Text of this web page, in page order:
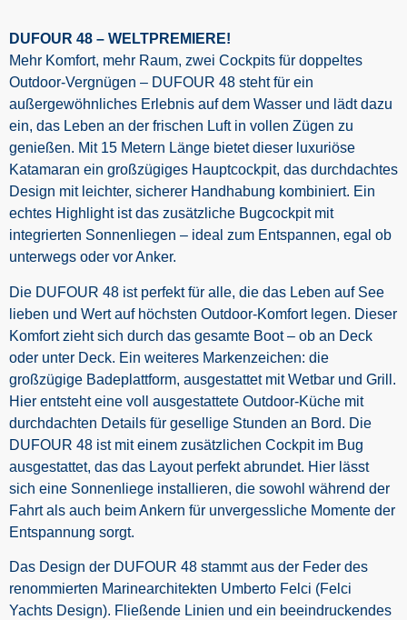
DUFOUR 48 – WELTPREMIERE!
Mehr Komfort, mehr Raum, zwei Cockpits für doppeltes
Outdoor-Vergnügen – DUFOUR 48 steht für ein
außergewöhnliches Erlebnis auf dem Wasser und lädt dazu
ein, das Leben an der frischen Luft in vollen Zügen zu
genießen. Mit 15 Metern Länge bietet dieser luxuriöse
Katamaran ein großzügiges Hauptcockpit, das durchdachtes
Design mit leichter, sicherer Handhabung kombiniert. Ein
echtes Highlight ist das zusätzliche Bugcockpit mit
integrierten Sonnenliegen – ideal zum Entspannen, egal ob
unterwegs oder vor Anker.
Die DUFOUR 48 ist perfekt für alle, die das Leben auf See
lieben und Wert auf höchsten Outdoor-Komfort legen. Dieser
Komfort zieht sich durch das gesamte Boot – ob an Deck
oder unter Deck. Ein weiteres Markenzeichen: die
großzügige Badeplattform, ausgestattet mit Wetbar und Grill.
Hier entsteht eine voll ausgestattete Outdoor-Küche mit
durchdachten Details für gesellige Stunden an Bord. Die
DUFOUR 48 ist mit einem zusätzlichen Cockpit im Bug
ausgestattet, das das Layout perfekt abrundet. Hier lässt
sich eine Sonnenliege installieren, die sowohl während der
Fahrt als auch beim Ankern für unvergessliche Momente der
Entspannung sorgt.
Das Design der DUFOUR 48 stammt aus der Feder des
renommierten Marinearchitekten Umberto Felci (Felci
Yachts Design). Fließende Linien und ein beeindruckendes